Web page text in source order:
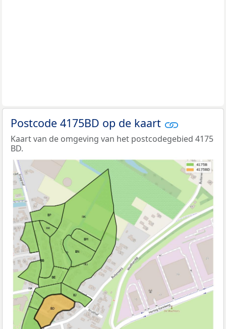
Postcode 4175BD op de kaart
Kaart van de omgeving van het postcodegebied 4175
BD.